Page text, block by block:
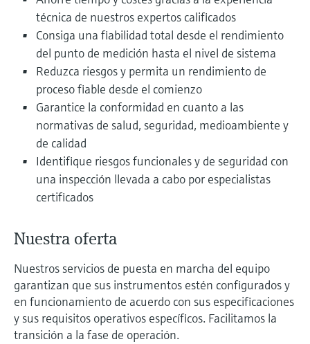
Visor de dispositivos
Encuentre información y documentación
específicas sobre los productos.
Buscador de repuestos
Encuentre repuestos por raíz del producto,
código de pedido o número de serie
electromecánico
Medición de nivel por barrera de
microondas
Level measurement with pressure
Ver todos
Medición mediante transmisión de
microondas
Memosens technology
Ver todos
la transparencia de los procesos
para una toma de decisiones más
sólida y fundamentada
técnica de nuestros expertos calificados
Consiga una fiabilidad total desde el rendimiento
del punto de medición hasta el nivel de sistema
Reduzca riesgos y permita un rendimiento de
proceso fiable desde el comienzo
Garantice la conformidad en cuanto a las
normativas de salud, seguridad, medioambiente y
de calidad
Identifique riesgos funcionales y de seguridad con
una inspección llevada a cabo por especialistas
certificados
Nuestra oferta
Nuestros servicios de puesta en marcha del equipo
garantizan que sus instrumentos estén configurados y
en funcionamiento de acuerdo con sus especificaciones
y sus requisitos operativos específicos. Facilitamos la
transición a la fase de operación.